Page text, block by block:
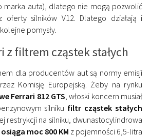
marka auta), dlatego nie mogą pozwolić
oferty silników V12. Dlatego działają i
pomysły.
z filtrem cząstek stałych
dla producentów aut są normy emisji
Komisję Europejską. Żeby na rynku
Ferrari 812 GTS , włoski koncern musiał
silniku filtr cząstek stałych
restrykcji na silniku, dwunastocylindrowa
moc 800 KM z pojemności 6,5-litra